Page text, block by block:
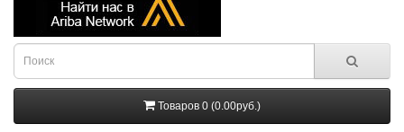
Товаров 0 (0.00руб.)